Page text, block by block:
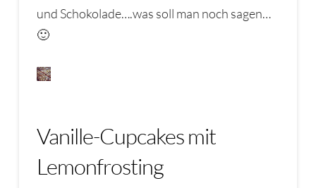
und Schokolade….was soll man noch sagen…
🙂
Vanille-Cupcakes mit
Lemonfrosting